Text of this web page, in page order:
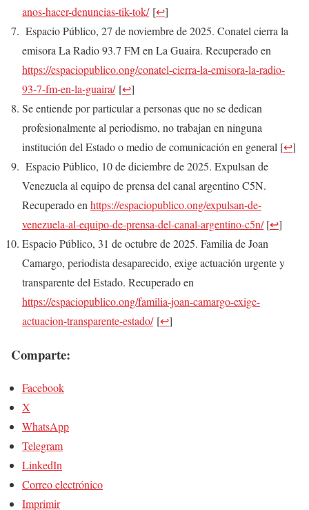
anos-hacer-denuncias-tik-tok/ [↩]
Espacio Público, 27 de noviembre de 2025. Conatel cierra la
emisora La Radio 93.7 FM en La Guaira. Recuperado en
https://espaciopublico.ong/conatel-cierra-la-emisora-la-radio-
93-7-fm-en-la-guaira/ [↩]
Se entiende por particular a personas que no se dedican
profesionalmente al periodismo, no trabajan en ninguna
institución del Estado o medio de comunicación en general [↩]
Espacio Público, 10 de diciembre de 2025. Expulsan de
Venezuela al equipo de prensa del canal argentino C5N.
Recuperado en https://espaciopublico.ong/expulsan-de-
venezuela-al-equipo-de-prensa-del-canal-argentino-c5n/ [↩]
Espacio Público, 31 de octubre de 2025. Familia de Joan
Camargo, periodista desaparecido, exige actuación urgente y
transparente del Estado. Recuperado en
https://espaciopublico.ong/familia-joan-camargo-exige-
actuacion-transparente-estado/ [↩]
Comparte:
Facebook
X
WhatsApp
Telegram
LinkedIn
Correo electrónico
Imprimir